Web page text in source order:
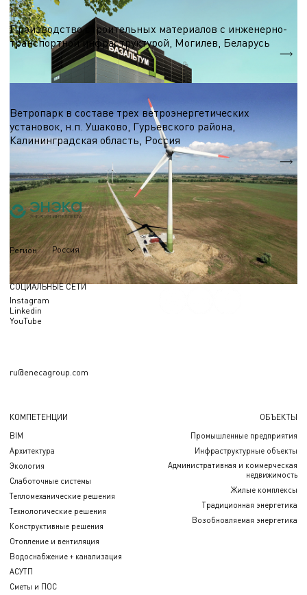
Строительные материалы
Производство строительных материалов с инженерно-
транспортной инфраструктурой, Могилев, Беларусь
S = 7 000 м.кв.
Ветропарк в составе трех ветроэнергетических
установок, н.п. Ушаково, Гурьевского района,
Калининградская область, Россия
Регион Россия
СОЦИАЛЬНЫЕ СЕТИ
Instagram
Linkedin
YouTube
ru@enecagroup.com
КОМПЕТЕНЦИИ
BIM
Архитектура
Экология
Слаботочные системы
Тепломеханические решения
Технологические решения
Конструктивные решения
Отопление и вентиляция
Водоснабжение + канализация
АСУТП
Сметы и ПОС
ОБЪЕКТЫ
Промышленные предприятия
Инфраструктурные объекты
Административная и коммерческая
недвижимость
Жилые комплексы
Традиционная энергетика
Возобновляемая энергетика